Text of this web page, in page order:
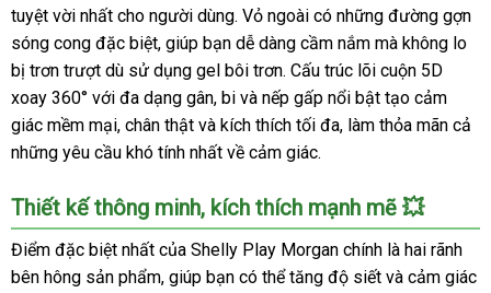
tuyệt vời nhất cho người dùng. Vỏ ngoài có những đường gợn
sóng cong đặc biệt, giúp bạn dễ dàng cầm nắm mà không lo
bị trơn trượt dù sử dụng gel bôi trơn. Cấu trúc lõi cuộn 5D
xoay 360° với đa dạng gân, bi và nếp gấp nổi bật tạo cảm
giác mềm mại, chân thật và kích thích tối đa, làm thỏa mãn cả
những yêu cầu khó tính nhất về cảm giác.
Thiết kế thông minh, kích thích mạnh mẽ 💥
Điểm đặc biệt nhất của Shelly Play Morgan chính là hai rãnh
bên hông sản phẩm, giúp bạn có thể tăng độ siết và cảm giác